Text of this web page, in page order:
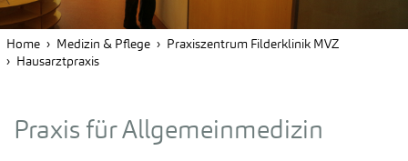
Home Medizin & Pflege
Praxiszentrum Filderklinik MVZ
Hausarztpraxis
Praxis für Allgemeinmedizin